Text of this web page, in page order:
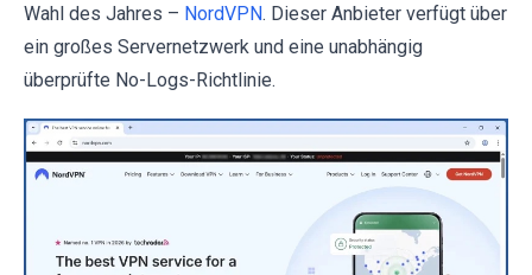
Wahl des Jahres – NordVPN. Dieser Anbieter verfügt über
ein großes Servernetzwerk und eine unabhängig
überprüfte No-Logs-Richtlinie.